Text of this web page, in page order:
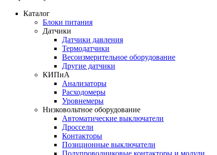
Каталог
Блоки питания
Датчики
Датчики давления
Термодатчики
Весоизмерительное оборудование
Другие датчики
КИПиА
Анализаторы
Расходомеры
Уровнемеры
Низковольтное оборудование
Автоматические выключатели
Дроссели
Контакторы
Позиционные выключатели
Полупроводниковые контакторы и модули